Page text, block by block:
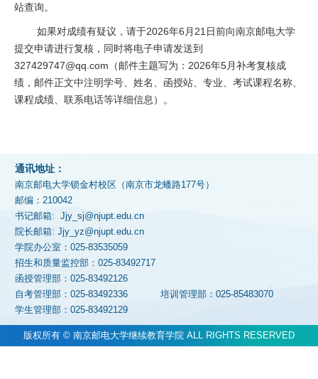
站查询。
如果对成绩有疑议，请于2026年6月21日前向南京邮电大学
提交申请进行复核，同时将电子申请发送到
327429747@qq.com（邮件主题写为：2026年5月补考复核成
绩，邮件正文中注明学号、姓名、函授站、专业、考试课程名称、
课程成绩、联系电话等详细信息）。
通讯地址：
南京邮电大学锁金村校区（南京市龙蟠路177号）
邮编：210042
书记邮箱: Jjy_sj@njupt.edu.cn
院长邮箱: Jjy_yz@njupt.edu.cn
学院办公室：025-83535059
招生和质量监控部：025-83492717
函授管理部：025-83492126
自考管理部：025-83492336
培训管理部：025-85483070
学生管理部：025-83492129
版权所有 © 南京邮电大学继续教育学院 ALL RIGHTS RESERVED